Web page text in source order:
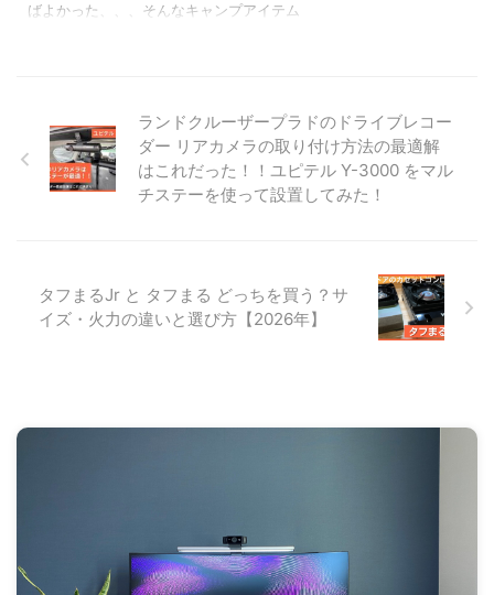
ばよかった、、、そんなキャンプアイテム
ランドクルーザープラドのドライブレコー
ダー リアカメラの取り付け方法の最適解
はこれだった！！ユピテル Y-3000 をマル
チステーを使って設置してみた！
タフまるJr と タフまる どっちを買う？サ
イズ・火力の違いと選び方【2026年】